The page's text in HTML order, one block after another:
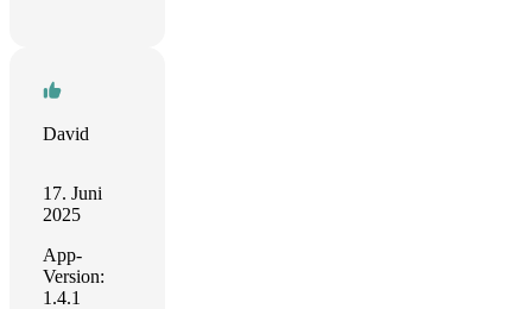
David
17. Juni
2025
App-
Version:
1.4.1